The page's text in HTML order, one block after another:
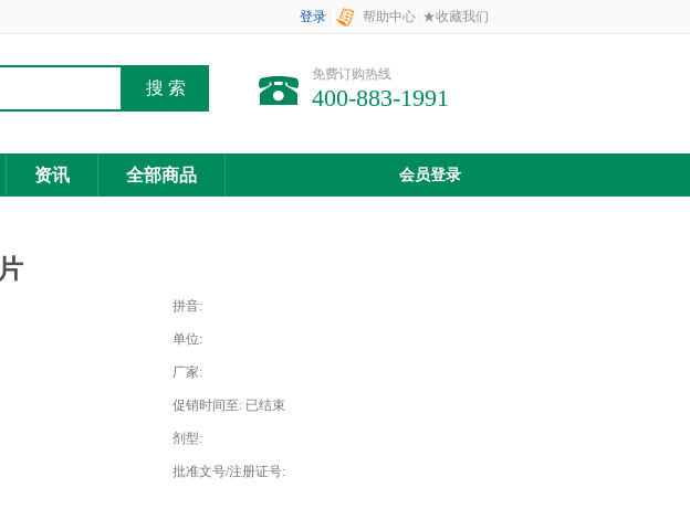
登录 帮助中心 ★收藏我们
免费订购热线
400-883-1991
资讯 全部商品 会员登录
拼音:
单位:
厂家:
促销时间至: 已结束
剂型:
批准文号/注册证号: